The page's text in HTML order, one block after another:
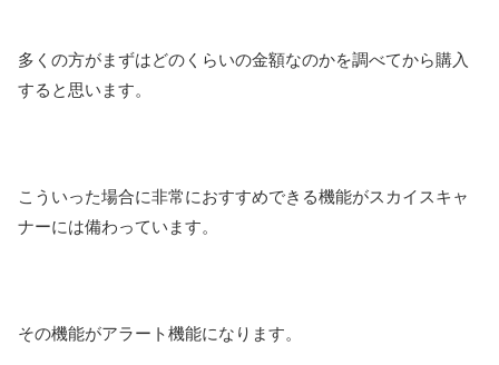
多くの方がまずはどのくらいの金額なのかを調べてから購入
すると思います。
こういった場合に非常におすすめできる機能がスカイスキャ
ナーには備わっています。
その機能がアラート機能になります。